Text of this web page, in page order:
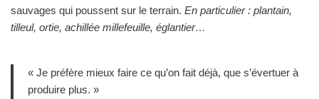
sauvages qui poussent sur le terrain. En particulier : plantain,
tilleul, ortie, achillée millefeuille, églantier…
« Je préfère mieux faire ce qu’on fait déjà, que s’évertuer à
produire plus. »